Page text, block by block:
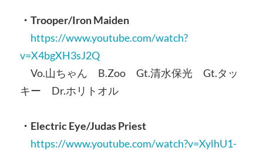
・Trooper/Iron Maiden
https://www.youtube.com/watch?
v=X4bgXH3sJ2Q
Vo.山ちゃん B.Zoo Gt.清水保光 Gt.タッ
キー Dr.ホリトオル
・Electric Eye/Judas Priest
https://www.youtube.com/watch?v=XylhU1-